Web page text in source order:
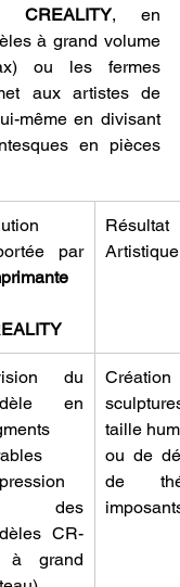
CREALITY, en
à grand volume
ou les fermes
aux artistes de
même en divisant
en pièces
par
Résultat
Artistique
du
en
des
CR-
à grand
taille
ou de
de
imposants.